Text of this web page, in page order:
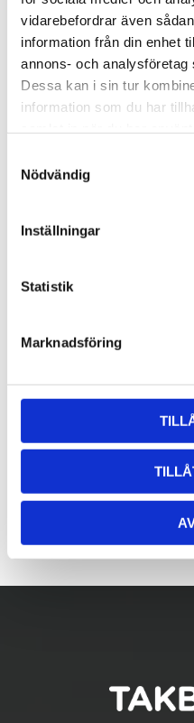
vidarebefordrar även
information från din enhet
annons- och
Dessa kan i sin tur
information som du har
Nödvändig
Inställningar
Statistik
Marknadsföring
Lättmonterad
lasthållarfot för Thule Evo-
takräcken, för fordon med
integrerad reling.
1 795 kr
1 975 kr